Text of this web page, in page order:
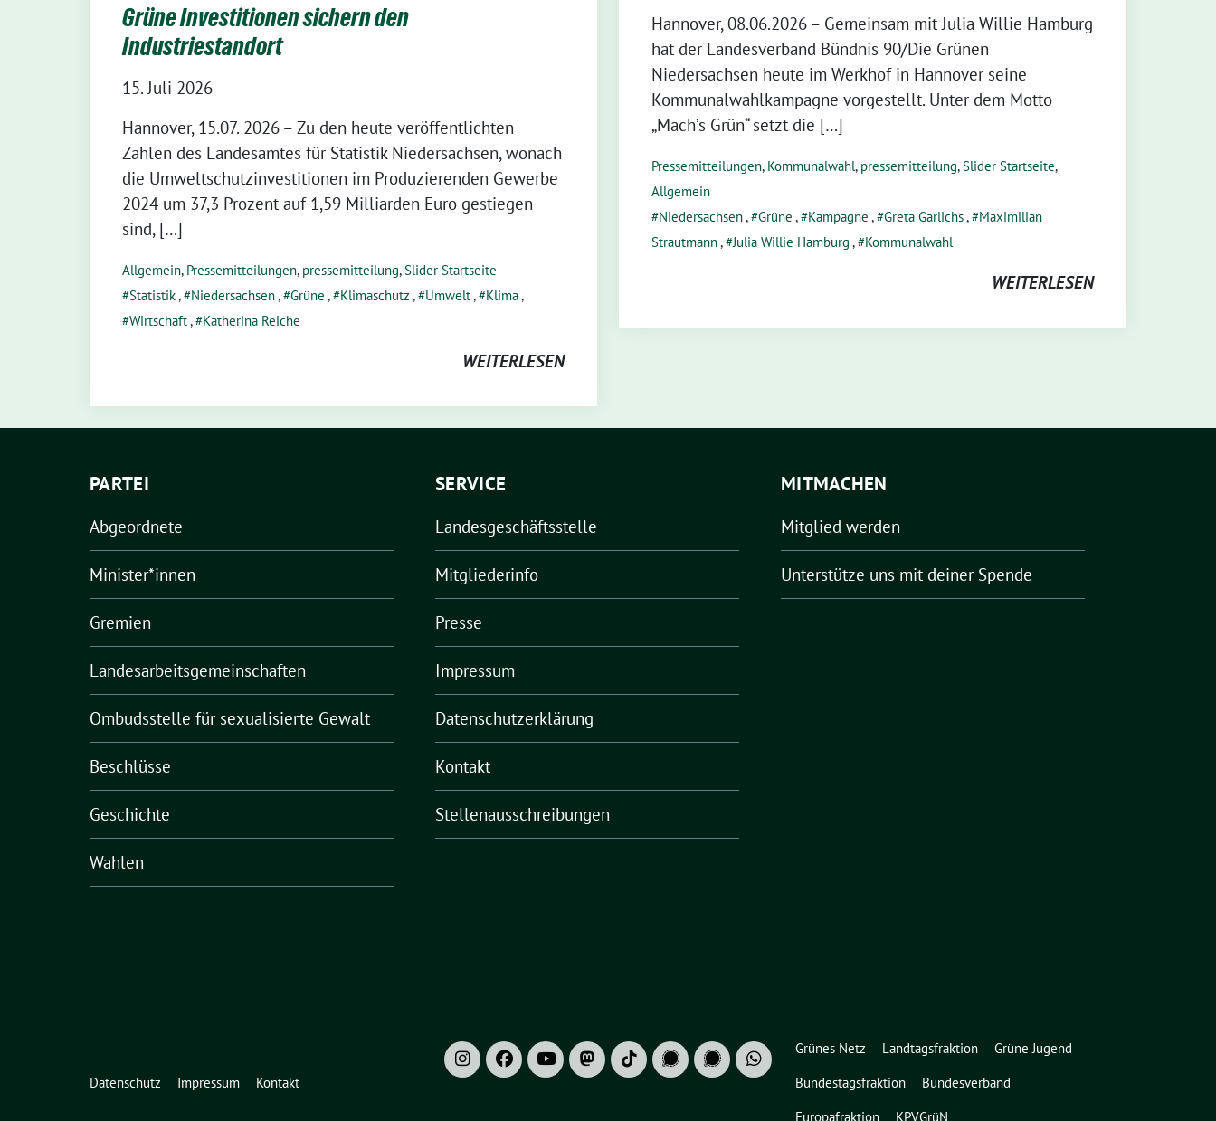
Grüne Investitionen sichern den
Industriestandort
15. Juli 2026
Hannover, 15.07. 2026 – Zu den heute veröffentlichten
Zahlen des Landesamtes für Statistik Niedersachsen, wonach
die Umweltschutzinvestitionen im Produzierenden Gewerbe
2024 um 37,3 Prozent auf 1,59 Milliarden Euro gestiegen
sind, […]
Allgemein, Pressemitteilungen, pressemitteilung,Slider Startseite
Statistik, Niedersachsen, Grüne , Klimaschutz , Umwelt, Klima,
Wirtschaft, Katherina Reiche
WEITERLESEN
Hannover, 08.06.2026 – Gemeinsam mit Julia Willie Hamburg
hat der Landesverband Bündnis 90/Die Grünen
Niedersachsen heute im Werkhof in Hannover seine
Kommunalwahlkampagne vorgestellt. Unter dem Motto
„Mach’s Grün“ setzt die […]
Pressemitteilungen, Kommunalwahl, pressemitteilung,Slider Startseite,
Allgemein
Niedersachsen, Grüne , Kampagne , Greta Garlichs,
Maximilian
Strautmann, Julia Willie Hamburg , Kommunalwahl
WEITERLESEN
PARTEI
Abgeordnete
Minister*innen
Gremien
Landesarbeitsgemeinschaften
Ombudsstelle für sexualisierte Gewalt
Beschlüsse
Geschichte
Wahlen
SERVICE
Landesgeschäftsstelle
Mitgliederinfo
Presse
Impressum
Datenschutzerklärung
Kontakt
Stellenausschreibungen
MITMACHEN
Mitglied werden
Unterstütze uns mit deiner Spende
Datenschutz Impressum Kontakt
Grünes Netz Landtagsfraktion
Grüne Jugend
Bundestagsfraktion
Bundesverband
Europafraktion
KPVGrüN